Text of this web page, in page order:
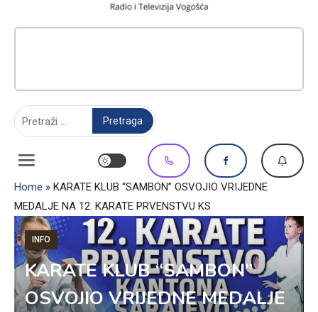
Home » KARATE KLUB “SAMBON” OSVOJIO VRIJEDNE
MEDALJE NA 12. KARATE PRVENSTVU KS
INFO
KARATE KLUB “SAMBON”
OSVOJIO VRIJEDNE MEDALJE